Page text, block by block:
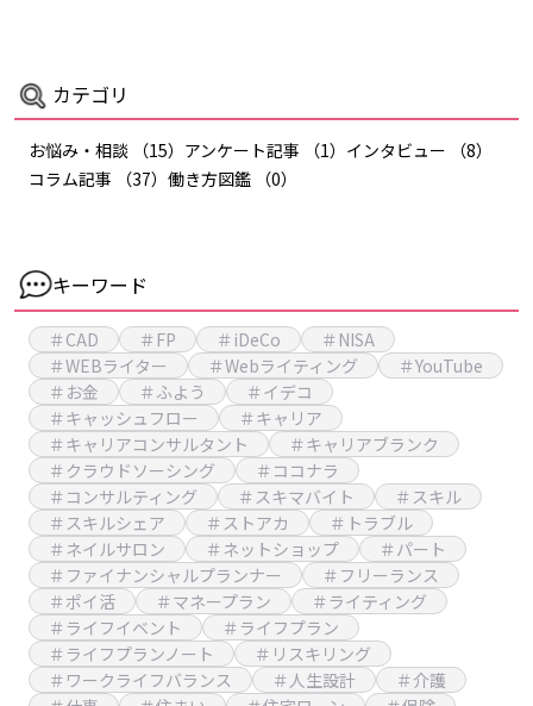
カテゴリ
お悩み・相談 （15） アンケート記事 （1） インタビュー
（8）
コラム記事
（37） 働き方図鑑 （0）
キーワード
＃CAD ＃FP ＃iDeCo
＃NISA
＃WEBライター
＃Webライティング
＃YouTube
＃お金
＃ふよう
＃イデコ
＃キャッシュフロー
＃キャリア
＃キャリアコンサルタント
＃キャリアブランク
＃クラウドソーシング
＃ココナラ
＃コンサルティング
＃スキマバイト
＃スキル
＃スキルシェア
＃ストアカ
＃トラブル
＃ネイルサロン
＃ネットショップ
＃パート
＃ファイナンシャルプランナー
＃フリーランス
＃ポイ活
＃マネープラン
＃ライティング
＃ライフイベント
＃ライフプラン
＃ライフプランノート
＃リスキリング
＃ワークライフバランス
＃人生設計
＃介護